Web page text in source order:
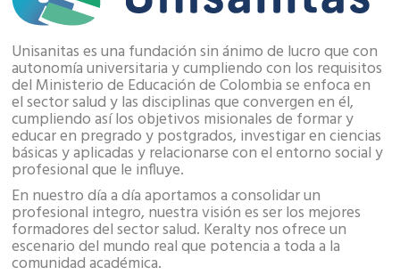
Unisanitas es una fundación sin ánimo de lucro que con
autonomía universitaria y cumpliendo con los requisitos
del Ministerio de Educación de Colombia se enfoca en
el sector salud y las disciplinas que convergen en él,
cumpliendo así los objetivos misionales de formar y
educar en pregrado y postgrados, investigar en ciencias
básicas y aplicadas y relacionarse con el entorno social y
profesional que le influye.
En nuestro día a día aportamos a consolidar un
profesional integro, nuestra visión es ser los mejores
formadores del sector salud. Keralty nos ofrece un
escenario del mundo real que potencia a toda a la
comunidad académica.